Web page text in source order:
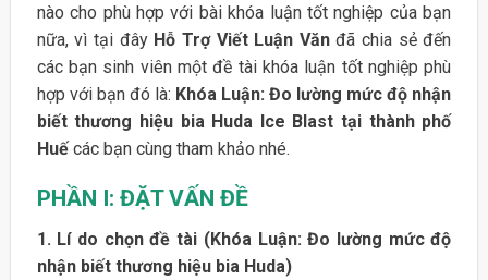
nào cho phù hợp với bài khóa luận tốt nghiệp của bạn
nữa, vì tại đây Hỗ Trợ Viết Luận Vănđã chia sẻ đến
các bạn sinh viên một đề tài khóa luận tốt nghiệp phù
hợp với bạn đó là: Khóa Luận: Đo lường mức độ nhận
biết thương hiệu bia Huda Ice Blast tại thành phố
Huếcác bạn cùng tham khảo nhé.
PHẦN I: ĐẶT VẤN ĐỀ
1. Lí do chọn đề tài (Khóa Luận: Đo lường mức độ
nhận biết thương hiệu bia Huda)